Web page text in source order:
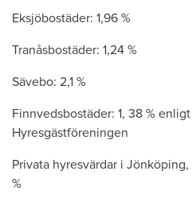
Eksjöbostäder: 1,96 %
Tranåsbostäder: 1,24 %
Sävebo: 2,1 %
Finnvedsbostäder: 1, 38 %
Hyresgästföreningen
Privata hyresvärdar i
%